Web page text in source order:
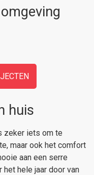
huis
zeker iets om te
maar ook het comfort
aan een serre
het hele jaar door van